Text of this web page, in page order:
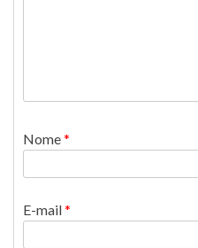
Nome*
E-mail*